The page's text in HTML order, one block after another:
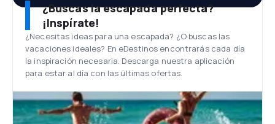
¿Buscas la escapada perfecta?
¡Inspírate!
¿Necesitas ideas para una escapada? ¿O buscas las
vacaciones ideales? En eDestinos encontrarás cada día
la inspiración necesaria. Descarga nuestra aplicación
para estar al día con las últimas ofertas.